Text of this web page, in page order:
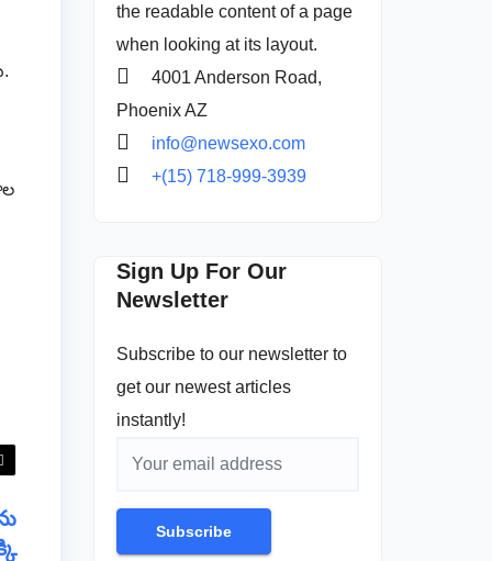
the readable content of a page
when looking at its layout.
4001 Anderson Road,
Phoenix AZ
info@newsexo.com
+(15) 718-999-3939
Sign Up For Our
Newsletter
Subscribe to our newsletter to
get our newest articles
instantly!
Subscribe